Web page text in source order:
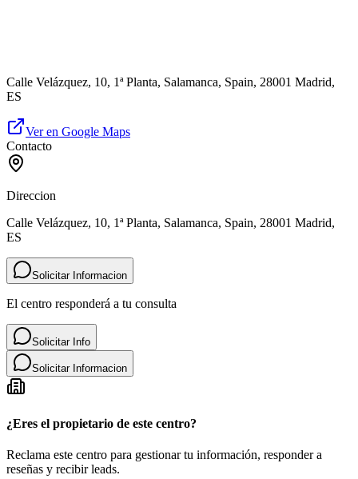
Calle Velázquez, 10, 1ª Planta, Salamanca, Spain, 28001 Madrid,
ES
Ver en Google Maps
Contacto
Direccion
Calle Velázquez, 10, 1ª Planta, Salamanca, Spain, 28001 Madrid,
ES
Solicitar Informacion
El centro responderá a tu consulta
Solicitar Info
Solicitar Informacion
¿Eres el propietario de este centro?
Reclama este centro para gestionar tu información, responder a
reseñas y recibir leads.